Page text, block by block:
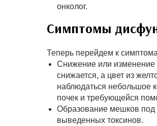
онколог.
Симптомы
Теперь перейдем к
Снижение или изменение
снижается, а цвет из
наблюдаться небольшое
почек и требующейся
Образование мешков под
выведенных токсинов.